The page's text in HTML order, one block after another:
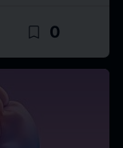
bookmark_border 0